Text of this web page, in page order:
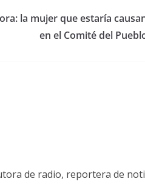
la mujer que estaría
en el Comité del
de radio, reportera de